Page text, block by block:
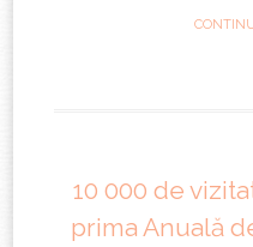
10 000 de
prima Anuală